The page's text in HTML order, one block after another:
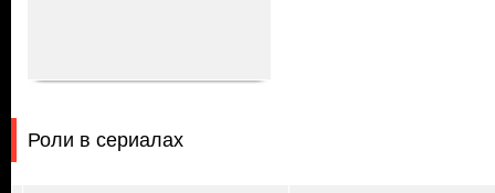
Роли в сериалах